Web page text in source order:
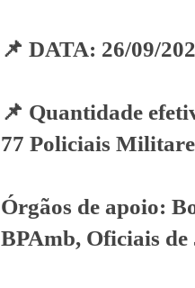
📌 DATA: 26/09/
📌 Quantidade
77 Policiais
Órgãos de apoio:
BPAmb, Oficiais de